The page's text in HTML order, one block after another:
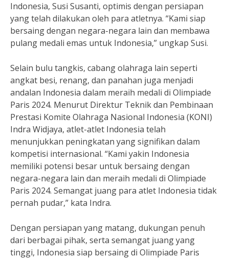
Indonesia, Susi Susanti, optimis dengan persiapan
yang telah dilakukan oleh para atletnya. “Kami siap
bersaing dengan negara-negara lain dan membawa
pulang medali emas untuk Indonesia,” ungkap Susi.
Selain bulu tangkis, cabang olahraga lain seperti
angkat besi, renang, dan panahan juga menjadi
andalan Indonesia dalam meraih medali di Olimpiade
Paris 2024. Menurut Direktur Teknik dan Pembinaan
Prestasi Komite Olahraga Nasional Indonesia (KONI)
Indra Widjaya, atlet-atlet Indonesia telah
menunjukkan peningkatan yang signifikan dalam
kompetisi internasional. “Kami yakin Indonesia
memiliki potensi besar untuk bersaing dengan
negara-negara lain dan meraih medali di Olimpiade
Paris 2024. Semangat juang para atlet Indonesia tidak
pernah pudar,” kata Indra.
Dengan persiapan yang matang, dukungan penuh
dari berbagai pihak, serta semangat juang yang
tinggi, Indonesia siap bersaing di Olimpiade Paris